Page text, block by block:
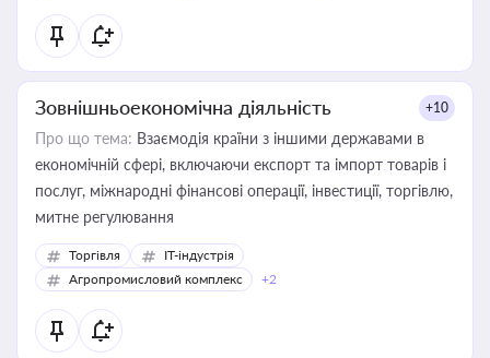
Зовнішньоекономічна діяльність +10
Про що тема: Взаємодія країни з іншими державами в
економічній сфері, включаючи експорт та імпорт товарів і
послуг, міжнародні фінансові операції, інвестиції, торгівлю,
митне регулювання
Торгівля
IT-індустрія
Агропромисловий комплекс
+2